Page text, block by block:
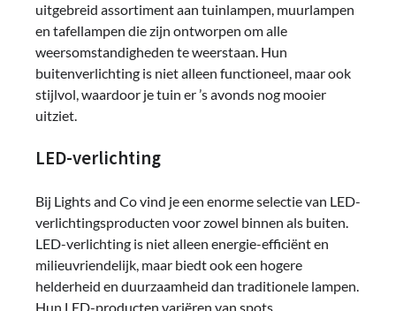
uitgebreid assortiment aan tuinlampen, muurlampen
en tafellampen die zijn ontworpen om alle
weersomstandigheden te weerstaan. Hun
buitenverlichting is niet alleen functioneel, maar ook
stijlvol, waardoor je tuin er ’s avonds nog mooier
uitziet.
LED-verlichting
Bij Lights and Co vind je een enorme selectie van LED-
verlichtingsproducten voor zowel binnen als buiten.
LED-verlichting is niet alleen energie-efficiënt en
milieuvriendelijk, maar biedt ook een hogere
helderheid en duurzaamheid dan traditionele lampen.
Hun LED-producten variëren van spots,